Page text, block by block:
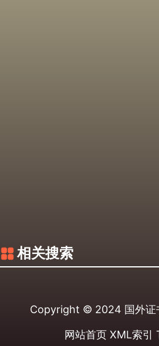
相关搜索
Copyright © 2024 国外
网站首页 XML索引